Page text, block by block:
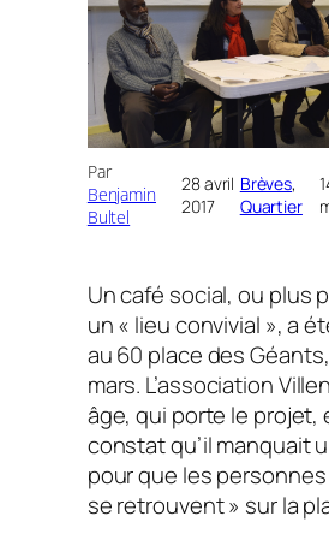
Par
Benjamin
Bultel
28 avril
2017
Brèves
Quartier
Un café social, ou plus
un « lieu convivial », a
au 60 place des
mars. L’association
âge, qui porte le projet,
constat qu’il manquait
pour que les
se retrouvent » sur la